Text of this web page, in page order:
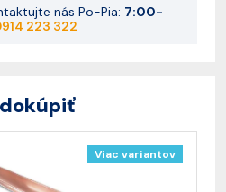
nás Po-Pia: 7:00-
223 322
Viac variantov